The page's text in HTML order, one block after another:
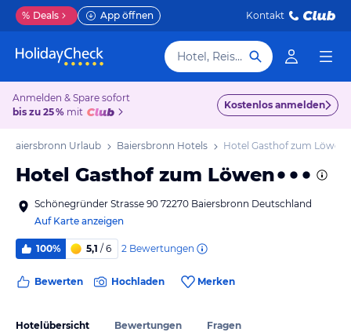
% Deals App öffnen Kontakt
Hotel, Reiseziel
Anmelden & Spare sofort
bis zu 25 % mit
Kostenlos anmelden
Baiersbronn Urlaub Baiersbronn Hotels Hotel Gasthof zum Löwen
Hotel Gasthof zum Löwen
Schönegründer Strasse 90 72270 Baiersbronn Deutschland
Auf Karte anzeigen
100% 5,1 / 6 2 Bewertungen
Bewerten Hochladen Merken
Hotelübersicht Bewertungen Fragen